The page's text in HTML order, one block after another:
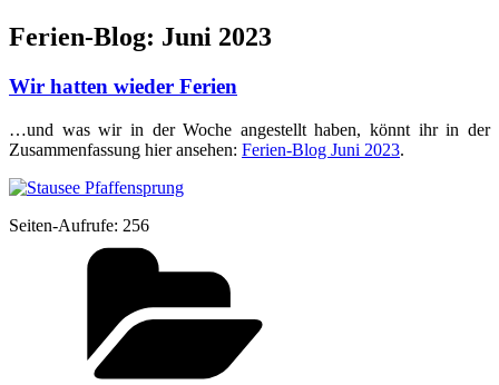
Ferien-Blog: Juni 2023
Wir hatten wieder Ferien
…und was wir in der Woche ange­stellt haben, könnt ihr in der
Zusam­men­fas­sung hier anse­hen: Feri­en-Blog Juni 2023.
Sei­ten-Auf­ru­fe: 256